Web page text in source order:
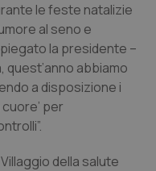
le feste natalizie
al seno e
la presidente –
quest’anno abbiamo
a disposizione i
per
della salute